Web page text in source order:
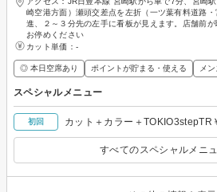
崎空港方面）瀬頭交差点を左折（一ツ葉有料道路
進、２～３分先の左手に看板が見えます。店舗前
お停めください
カット単価： -
◎ 本日空席あり ポイントが貯まる・使える メ
スペシャルメニュー
初回 カット＋カラー＋TOKIO3stepTR
すべてのスペシャルメニ